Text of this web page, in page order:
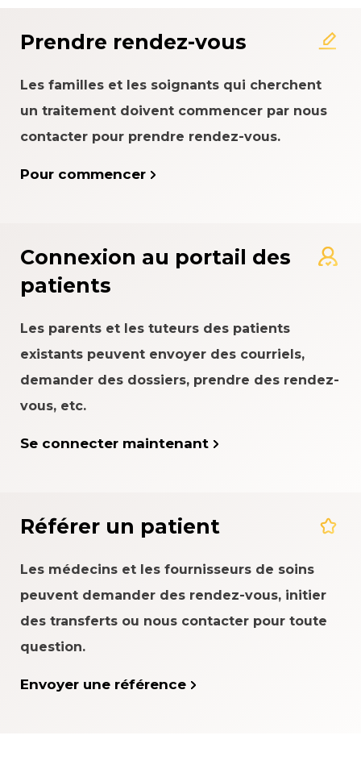
Prendre rendez-vous
Les familles et les soignants qui cherchent
un traitement doivent commencer par nous
contacter pour prendre rendez-vous.
Pour commencer
Connexion au portail des
patients
Les parents et les tuteurs des patients
existants peuvent envoyer des courriels,
demander des dossiers, prendre des rendez-
vous, etc.
Se connecter maintenant
Référer un patient
Les médecins et les fournisseurs de soins
peuvent demander des rendez-vous, initier
des transferts ou nous contacter pour toute
question.
Envoyer une référence